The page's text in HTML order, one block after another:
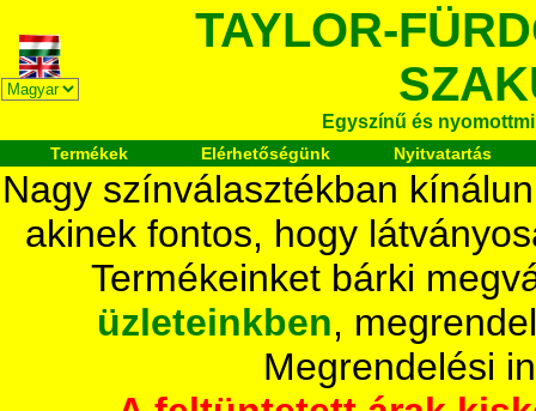
TAYLOR-
Egyszínű és
Termékek Elérhetőségünk Nyitvatartás
Nagy színválasztékban
akinek fontos, hogy
Termékeinket bárki
üzleteinkben,
Megrendelési